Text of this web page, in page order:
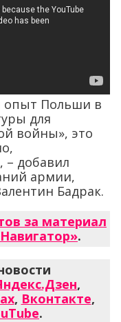
опыт Польши в
для
войны», это
– добавил
армии,
Бадрак.
за материал
.
,
, Вконтакте,
.